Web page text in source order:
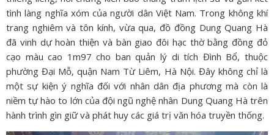
tình làng nghĩa xóm của người dân Việt Nam. Trong không khí
trang nghiêm và tôn kính, vừa qua, đồ đồng Dung Quang Hà
đã vinh dự hoàn thiện và bàn giao đôi hạc thờ bằng đồng đỏ
cạo màu cao 1m97 cho ban quản lý di tích Đình Bổ, thuộc
phường Đại Mỗ, quận Nam Từ Liêm, Hà Nội. Đây không chỉ là
một sự kiện ý nghĩa đối với nhân dân địa phương mà còn là
niềm tự hào to lớn của đội ngũ nghệ nhân Dung Quang Hà trên
hành trình gìn giữ và phát huy các giá trị văn hóa truyền thống.